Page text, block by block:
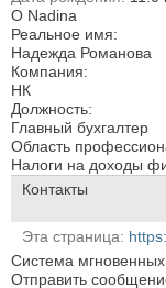
О Nadina
Реальное имя:
Надежда Романова
Компания:
НК
Должность:
Главный бухгалтер
Область
Налоги на доходы
Контакты
Эта страница
Система
Отправить